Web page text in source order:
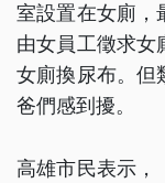
室設置在女廁，
由女員工徵求女
女廁換尿布。但
爸們感到擾。
高雄市民表示，